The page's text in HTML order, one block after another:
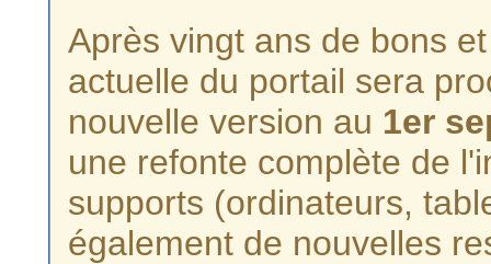
Après vingt ans de bons
actuelle du portail sera
nouvelle version au 1er
une refonte complète de
supports (ordinateurs,
également de nouvelles